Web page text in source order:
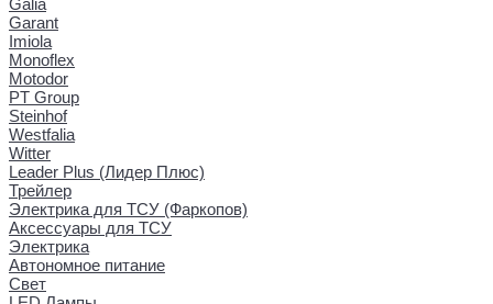
Galia
Garant
Imiola
Monoflex
Motodor
PT Group
Steinhof
Westfalia
Witter
Leader Plus (Лидер Плюс)
Трейлер
Электрика для ТСУ (Фаркопов)
Аксессуары для ТСУ
Электрика
Автономное питание
Свет